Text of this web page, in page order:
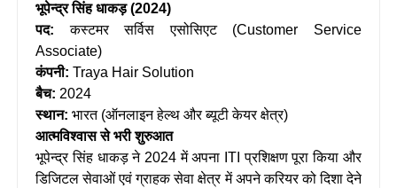
भूपेन्द्र सिंह धाकड़ (2024)
पद: कस्टमर सर्विस एसोसिएट (Customer Service
Associate)
कंपनी: Traya Hair Solution
बैच: 2024
स्थान: भारत (ऑनलाइन हेल्थ और ब्यूटी केयर क्षेत्र)
आत्मविश्वास से भरी शुरुआत
भूपेन्द्र सिंह धाकड़ ने 2024 में अपना ITI प्रशिक्षण पूरा किया और
डिजिटल सेवाओं एवं ग्राहक सेवा क्षेत्र में अपने करियर को दिशा देने